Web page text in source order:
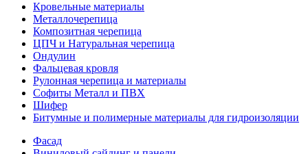
Кровельные материалы
Металлочерепица
Композитная черепица
ЦПЧ и Натуральная черепица
Ондулин
Фальцевая кровля
Рулонная черепица и материалы
Софиты Металл и ПВХ
Шифер
Битумные и полимерные материалы для гидроизоляции
Фасад